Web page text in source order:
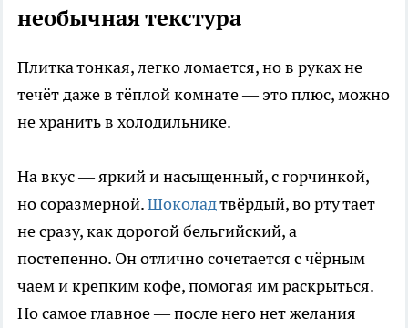
необычная текстура
Плитка тонкая, легко ломается, но в руках не
течёт даже в тёплой комнате — это плюс, можно
не хранить в холодильнике.
На вкус — яркий и насыщенный, с горчинкой,
но соразмерной.Шоколадтвёрдый, во рту тает
не сразу, как дорогой бельгийский, а
постепенно. Он отлично сочетается с чёрным
чаем и крепким кофе, помогая им раскрыться.
Но самое главное — после него нет желания